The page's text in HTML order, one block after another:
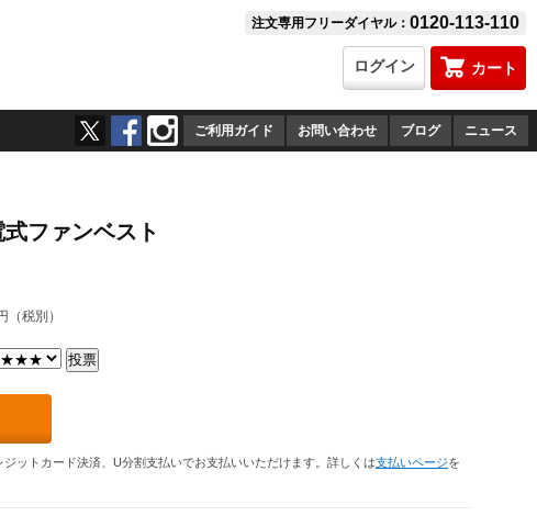
注文専用フリーダイヤル： 0120-113-110
カート
ログイン
ご利用ガイド お問い合わせ ブログ ニュース
ファンベスト
（税別）
ットカード決済、U分割支払いでお支払いいただけます。詳しくは支払いページを